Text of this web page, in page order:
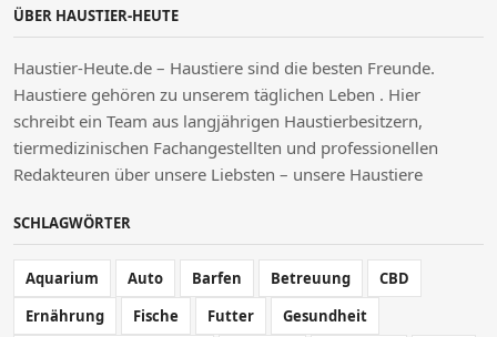
ÜBER HAUSTIER-HEUTE
Haustier-Heute.de – Haustiere sind die besten Freunde.
Haustiere gehören zu unserem täglichen Leben . Hier
schreibt ein Team aus langjährigen Haustierbesitzern,
tiermedizinischen Fachangestellten und professionellen
Redakteuren über unsere Liebsten – unsere Haustiere
SCHLAGWÖRTER
Aquarium Auto Barfen Betreuung
CBD
Ernährung
Fische Futter
Gesundheit